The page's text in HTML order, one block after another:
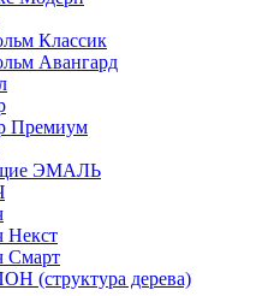
Классик
Авангард
Премиум
ЭМАЛЬ
Некст
Смарт
(структура дерева)